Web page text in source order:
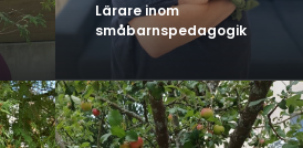
Lärare inom
småbarnspedagogik